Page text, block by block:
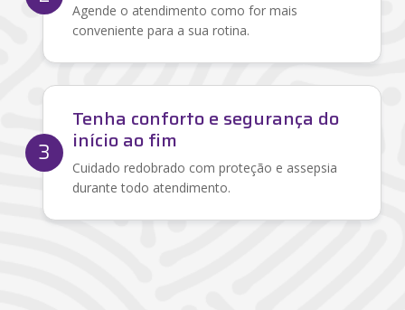
Agende o atendimento como for mais
conveniente para a sua rotina.
3
Tenha conforto e segurança do
início ao fim
Cuidado redobrado com proteção e assepsia
durante todo atendimento.